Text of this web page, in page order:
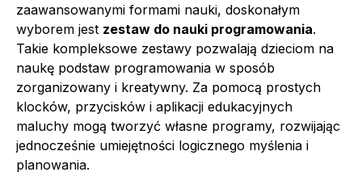
zaawansowanymi formami nauki, doskonałym
wyborem jest zestaw do nauki programowania.
Takie kompleksowe zestawy pozwalają dzieciom na
naukę podstaw programowania w sposób
zorganizowany i kreatywny. Za pomocą prostych
klocków, przycisków i aplikacji edukacyjnych
maluchy mogą tworzyć własne programy, rozwijając
jednocześnie umiejętności logicznego myślenia i
planowania.